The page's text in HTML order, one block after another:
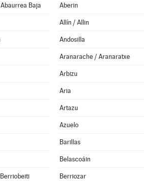
Baja Aberin
Allín / Allin
Andosilla
Aranarache / Aranaratxe
Arbizu
Aria
Artazu
Azuelo
Barillas
Belascoáin
Berriozar